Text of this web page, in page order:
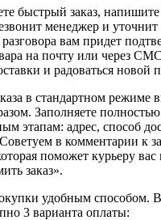
быстрый заказ,
менеджер и уточнит
разговора вам придет
на почту или через
и радоваться новой
в стандартном режиме
Заполняете
этапам: адрес, способ
в комментарии к
поможет курьеру
заказ».
удобным способом.
3 варианта оплаты: